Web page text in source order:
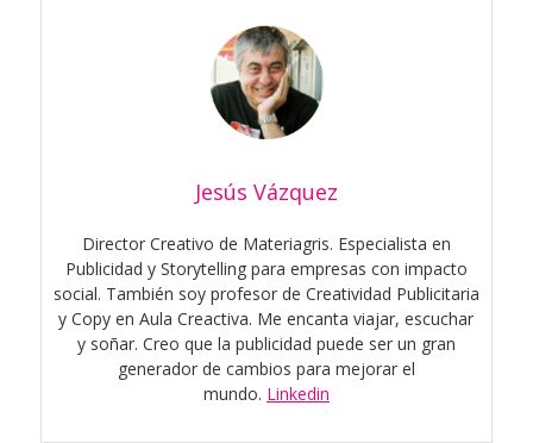
Jesús Vázquez
Director Creativo de Materiagris. Especialista en
Publicidad y Storytelling para empresas con impacto
social. También soy profesor de Creatividad Publicitaria
y Copy en Aula Creactiva. Me encanta viajar, escuchar
y soñar. Creo que la publicidad puede ser un gran
generador de cambios para mejorar el
mundo. Linkedin